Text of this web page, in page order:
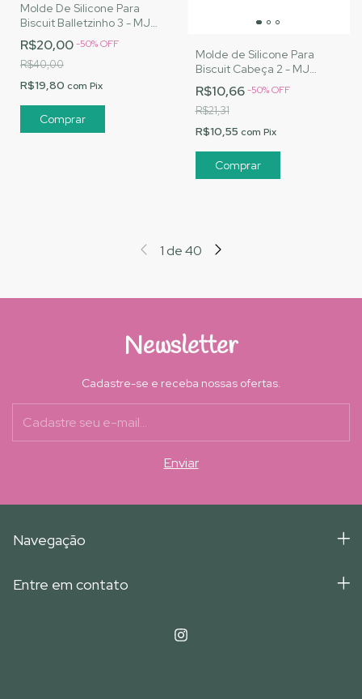
Molde De Silicone Para
Biscuit Balletzinho 3 - MJ
Artesanatos |Cód. 3143
R$20,00-50%OFF
R$40,00
R$19,80 com Pix
Molde de Silicone Para
Biscuit Cabeça 2 - MJ
Artesanatos |Cód. 3062
R$10,66-50%OFF
R$21,31
R$10,55 com Pix
1 de40
Newsletter
Cadastre-se e receba nossas ofertas.
Navegação
Entre em contato